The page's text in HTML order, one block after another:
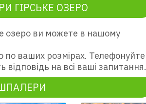
ГІРСЬКЕ ОЗЕРО
озеро ви можете в нашому
по ваших розмірах. Телефонуйте
на всі ваші запитання.